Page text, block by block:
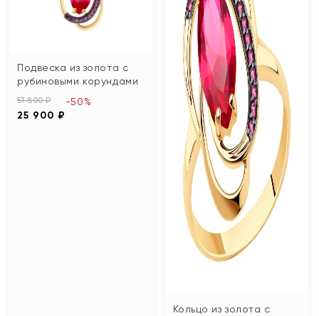
Подвеска из золота с
рубиновыми корундами
51 800 ₽
25 900 ₽
-50%
Кольцо из золота с